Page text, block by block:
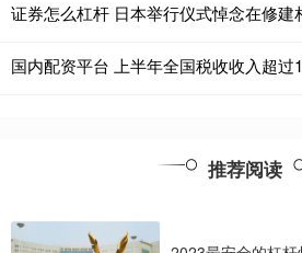
国内配资平台 上半年全国税收收入超过
推荐阅读